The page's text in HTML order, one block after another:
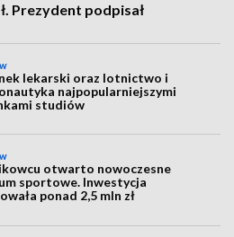
Prezydent podpisał
lekarski oraz lotnictwo i
najpopularniejszymi
studiów
otwarto nowoczesne
sportowe. Inwestycja
ponad 2,5 mln zł